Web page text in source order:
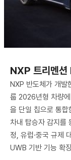
NXP 트리멘
NXP 반도체가 개
룹 2026년형 차량
을 단일 칩으로 통
차내 탑승자 감지를
정, 유럽·중국 규제
UWB 기반 기능 확